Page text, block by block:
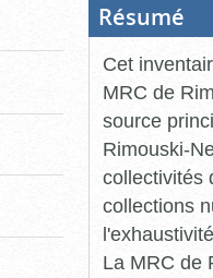
Résumé
Cet
MRC de
source
Rimouski-
collectivités
collections
La MRC de